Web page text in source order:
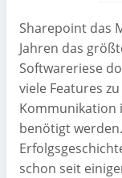
Sharepoint das
Jahren das
Softwareriese
viele Features
Kommunikation
benötigt
schon seit